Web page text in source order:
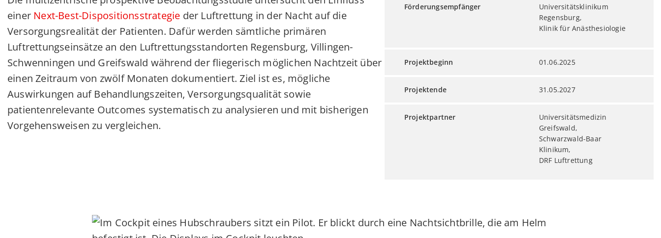
einer Next-Best-Dispositionsstrategie der Luftrettung in der Nacht auf die
Versorgungsrealität der Patienten. Dafür werden sämtliche primären
Luftrettungseinsätze an den Luftrettungsstandorten Regensburg, Villingen-
Schwenningen und Greifswald während der fliegerisch möglichen Nachtzeit über
einen Zeitraum von zwölf Monaten dokumentiert. Ziel ist es, mögliche
Auswirkungen auf Behandlungszeiten, Versorgungsqualität sowie
patientenrelevante Outcomes systematisch zu analysieren und mit bisherigen
Vorgehensweisen zu vergleichen.
Förderungsempfänger
Universitätsklinikum
Regensburg,
Klinik für Anästhesiologie
Projektbeginn 01.06.2025
Projektende 31.05.2027
Projektpartner
Universitätsmedizin
Greifswald,
Schwarzwald-Baar
Klinikum,
DRF Luftrettung